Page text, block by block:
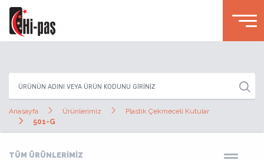
Anasayfa Ürünlerimiz
Plastik Çekmeceli Kutular
501-G
TÜM ÜRÜNLERİMİZ